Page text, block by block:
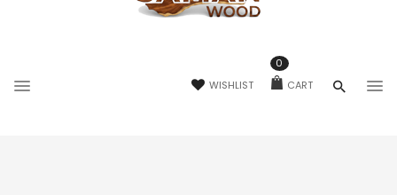
WISHLIST CART
0